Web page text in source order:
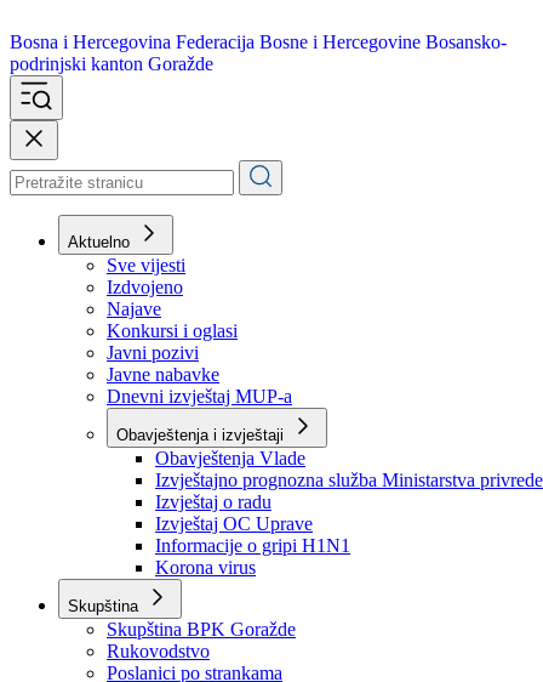
Bosna i Hercegovina
podrinjski kanton Goražde
Aktuelno
Sve vijesti
Izdvojeno
Najave
Konkursi i oglasi
Javni pozivi
Javne nabavke
Dnevni izvještaj MUP-a
Obavještenja i izvještaji
Obavještenja Vlade
Izvještajno prognozna služba Ministarstva privrede
Izvještaj o radu
Izvještaj OC Uprave
Informacije o gripi H1N1
Korona virus
Skupština